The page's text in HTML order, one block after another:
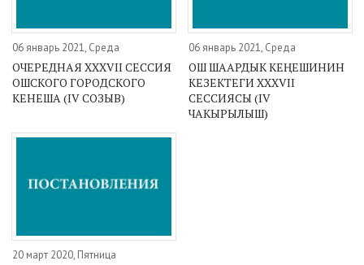
06 январь 2021, Среда
ОЧЕРЕДНАЯ XXXVII СЕССИЯ
ОШСКОГО ГОРОДСКОГО
КЕНЕША (IV СОЗЫВ)
06 январь 2021, Среда
ОШ ШААРДЫК КЕҢЕШИНИН
КЕЗЕКТЕГИ XXXVII
СЕССИЯСЫ (IV
ЧАКЫРЫЛЫШ)
20 март 2020, Пятница